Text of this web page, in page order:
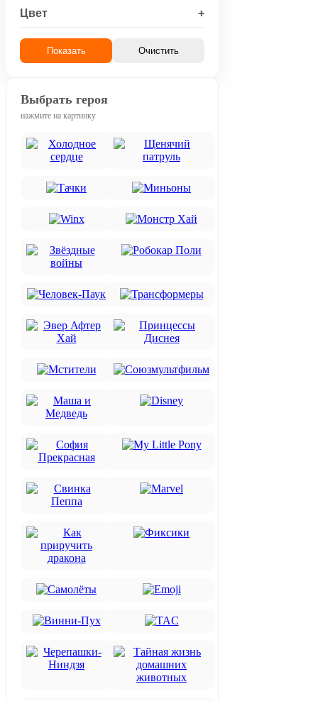
Цвет +
Показать Очистить
Выбрать героя
нажмите на картинку